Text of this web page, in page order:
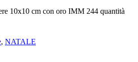
10x10 cm con oro IMM 244 quantità
, NATALE